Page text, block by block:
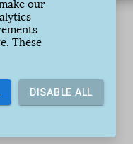
our
These
DISABLE ALL